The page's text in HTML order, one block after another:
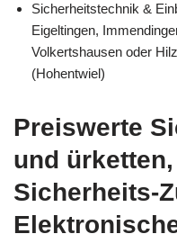
Sicherheitstechnik &
Eigeltingen,
Volkertshausen oder
(Hohentwiel)
Preiswerte
und
Sicherheits-